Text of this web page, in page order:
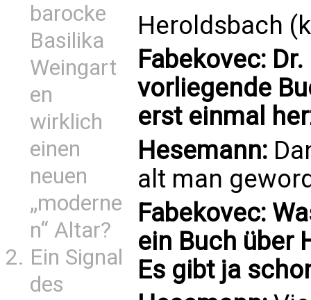
barocke
Basilika
Weingart
en
wirklich
einen
neuen
„moderne
n“ Altar?
Ein Signal
des
Heroldsbach
Fabekovec:
vorliegende
erst einmal
Hesemann:
alt man
Fabekovec:
ein Buch über
Es gibt ja